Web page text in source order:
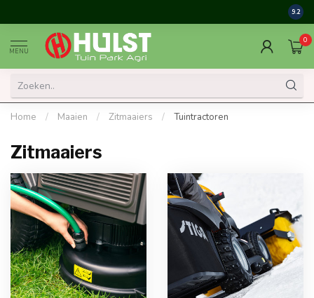
9.2
MENU
0
Home / Maaien / Zitmaaiers / Tuintractoren
Zitmaaiers